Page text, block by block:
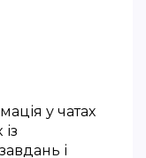
у чатах
і